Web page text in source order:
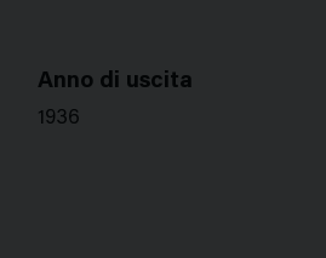
Anno di uscita
1936